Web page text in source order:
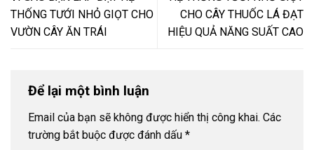
THỐNG TƯỚI NHỎ GIỌT CHO
VƯỜN CÂY ĂN TRÁI
CHO CÂY THUỐC LÁ ĐẠT
HIỆU QUẢ NĂNG SUẤT CAO
Để lại một bình luận
Email của bạn sẽ không được hiển thị công khai. Các
trường bắt buộc được đánh dấu *